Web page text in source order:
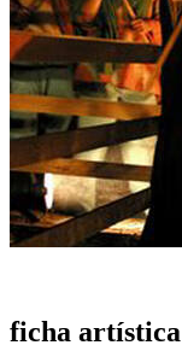
ficha artística